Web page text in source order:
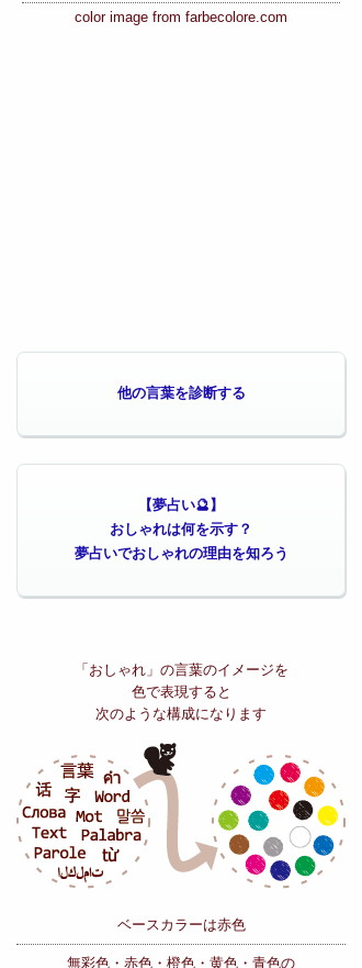
color image from farbecolore.com
他の言葉を診断する
【夢占い🔮】
おしゃれは何を示す？
夢占いでおしゃれの理由を知ろう
「おしゃれ」の言葉のイメージを
色で表現すると
次のような構成になります
ベースカラーは赤色
無彩色・赤色・橙色・黄色・青色の